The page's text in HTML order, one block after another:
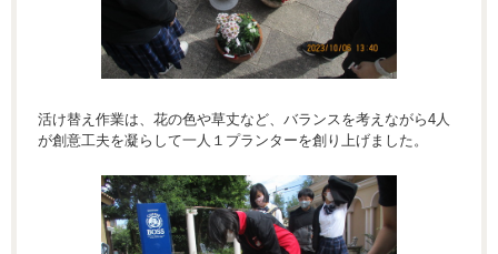
活け替え作業は、花の色や草丈など、バランスを考えながら4人
が創意工夫を凝らして一人１プランターを創り上げました。